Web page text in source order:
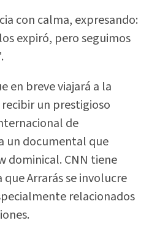
con calma, expresando:
expiró, pero seguimos
en breve viajará a la
un prestigioso
de
un documental que
dominical. CNN tiene
Arrarás se involucre
relacionados